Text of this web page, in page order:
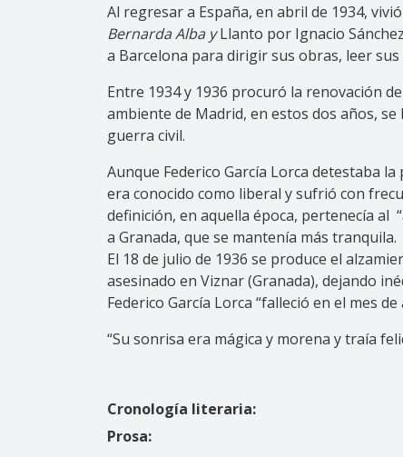
Al regresar a España, en abril de 1934,
Bernarda Alba yLlanto por Ignacio
a Barcelona para dirigir sus obras, leer
Entre 1934 y 1936 procuró la renovación
ambiente de Madrid, en estos dos años,
guerra civil.
Aunque Federico García Lorca detestaba
era conocido como liberal y sufrió con
definición, en aquella época, pertenecía
a Granada, que se mantenía más tranquila.
El 18 de julio de 1936 se produce el
asesinado en Viznar (Granada), dejando
Federico García Lorca “falleció en el mes
“Su sonrisa era mágica y morena y traía
Cronología literaria:
Prosa: